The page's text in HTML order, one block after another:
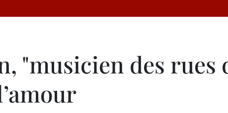
"musicien des rues